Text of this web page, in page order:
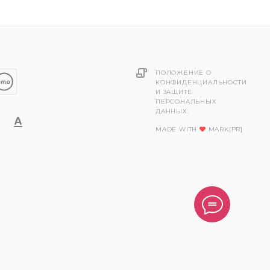
ПОЛОЖЕНИЕ О
КОНФИДЕНЦИАЛЬНОСТИ
И ЗАЩИТЕ
ПЕРСОНАЛЬНЫХ
ДАННЫХ.
MADE WITH MARK[PR]